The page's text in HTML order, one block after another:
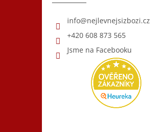
info@nejlevnejsizbozi.cz
+420 608 873 565
Jsme na Facebooku